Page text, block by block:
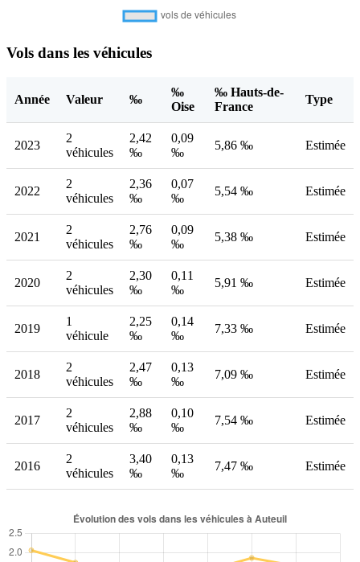
Vols dans les véhicules
Année Valeur ‰
‰
Oise
‰ Hauts-de-
France
Type
2023
2
véhicules
2,42
‰
0,09
‰
5,86 ‰ Estimée
2022
2
véhicules
2,36
‰
0,07
‰
5,54 ‰ Estimée
2021
2
véhicules
2,76
‰
0,09
‰
5,38 ‰ Estimée
2020
2
véhicules
2,30
‰
0,11
‰
5,91 ‰ Estimée
2019
1
véhicule
2,25
‰
0,14
‰
7,33 ‰ Estimée
2018
2
véhicules
2,47
‰
0,13
‰
7,09 ‰ Estimée
2017
2
véhicules
2,88
‰
0,10
‰
7,54 ‰ Estimée
2016
2
véhicules
3,40
‰
0,13
‰
7,47 ‰ Estimée